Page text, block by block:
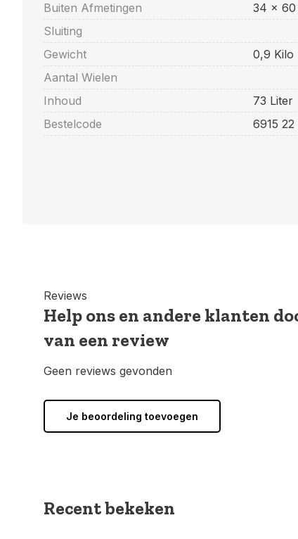
Buiten Afmetingen
34 x 60
Sluiting
Gewicht
0,9 Kilo
Aantal Wielen
Inhoud
73 Liter
Bestelcode
6915
Reviews
Help ons en andere klanten
van een review
Geen reviews gevonden
Je beoordeling toevoegen
Recent bekeken